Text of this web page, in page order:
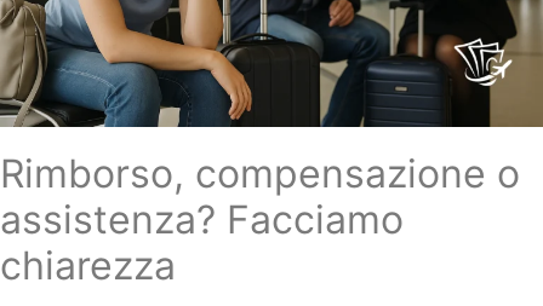
Rimborso, compensazione o
assistenza? Facciamo
chiarezza